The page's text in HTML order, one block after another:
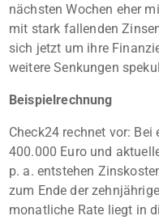
nächsten Wochen eher
mit stark fallenden
sich jetzt um ihre
weitere Senkungen
Beispielrechnung
Check24 rechnet vor:
400.000 Euro und
p. a. entstehen
zum Ende der
monatliche Rate liegt in